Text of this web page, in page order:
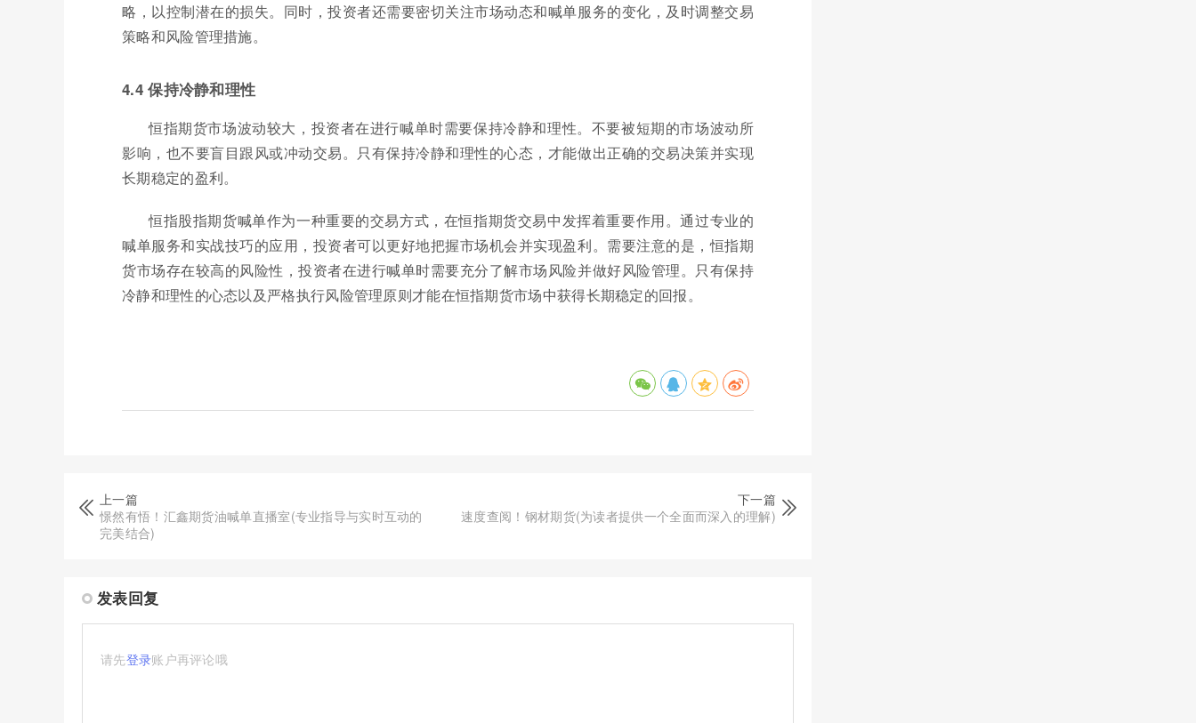
略，以控制潜在的损失。同时，投资者还需要密切关注市场动态和喊单服务的变化，及时调整交易
策略和风险管理措施。
4.4 保持冷静和理性
恒指期货市场波动较大，投资者在进行喊单时需要保持冷静和理性。不要被短期的市场波动所
影响，也不要盲目跟风或冲动交易。只有保持冷静和理性的心态，才能做出正确的交易决策并实现
长期稳定的盈利。
恒指股指期货喊单作为一种重要的交易方式，在恒指期货交易中发挥着重要作用。通过专业的
喊单服务和实战技巧的应用，投资者可以更好地把握市场机会并实现盈利。需要注意的是，恒指期
货市场存在较高的风险性，投资者在进行喊单时需要充分了解市场风险并做好风险管理。只有保持
冷静和理性的心态以及严格执行风险管理原则才能在恒指期货市场中获得长期稳定的回报。
上一篇
憬然有悟！汇鑫期货油喊单直播室(专业指导与实时互动的
完美结合)
下一篇
速度查阅！钢材期货(为读者提供一个全面而深入的理解)
发表回复
请先登录账户再评论哦